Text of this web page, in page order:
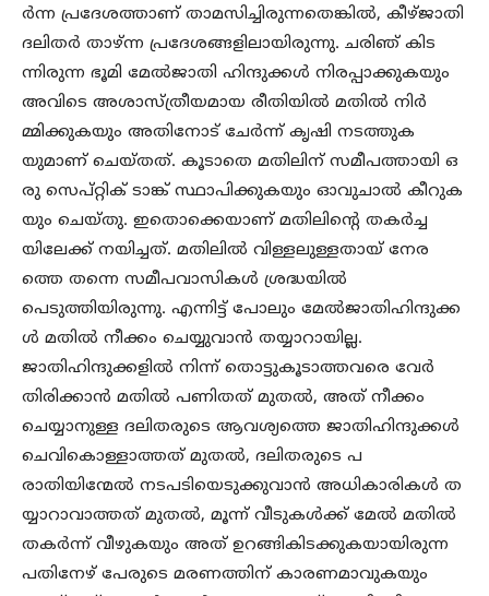
ർന്ന പ്രദേശത്താണ് താമസിച്ചിരുന്നതെങ്കിൽ, കീഴ്ജാതി
ദലിതർ താഴ്ന്ന പ്രദേശങ്ങളിലായിരുന്നു. ചരിഞ് കിട
ന്നിരുന്ന ഭൂമി മേൽജാതി ഹിന്ദുക്കൾ നിരപ്പാക്കുകയും
അവിടെ അശാസ്ത്രീയമായ രീതിയിൽ മതിൽ നിർ
മ്മിക്കുകയും അതിനോട് ചേർന്ന് കൃഷി നടത്തുക
യുമാണ് ചെയ്തത്. കൂടാതെ മതിലിന് സമീപത്തായി ഒ
രു സെപ്റ്റിക് ടാങ്ക് സ്ഥാപിക്കുകയും ഓവുചാൽ കീറുക
യും ചെയ്തു. ഇതൊക്കെയാണ് മതിലിന്റെ തകർച്ച
യിലേക്ക് നയിച്ചത്. മതിലിൽ വിള്ളലുള്ളതായ് നേര
ത്തെ തന്നെ സമീപവാസികൾ ശ്രദ്ധയിൽ
പെടുത്തിയിരുന്നു. എന്നിട്ട് പോലും മേൽജാതിഹിന്ദുക്ക
ൾ മതിൽ നീക്കം ചെയ്യുവാൻ തയ്യാറായില്ല.
ജാതിഹിന്ദുക്കളിൽ നിന്ന് തൊട്ടുകൂടാത്തവരെ വേർ
തിരിക്കാൻ മതിൽ പണിതത് മുതൽ, അത് നീക്കം
ചെയ്യാനുള്ള ദലിതരുടെ ആവശ്യത്തെ ജാതിഹിന്ദുക്കൾ
ചെവികൊള്ളാത്തത് മുതൽ, ദലിതരുടെ പ
രാതിയിന്മേൽ നടപടിയെടുക്കുവാൻ അധികാരികൾ ത
യ്യാറാവാത്തത് മുതൽ, മൂന്ന് വീടുകൾക്ക് മേൽ മതിൽ
തകർന്ന് വീഴുകയും അത് ഉറങ്ങികിടക്കുകയായിരുന്ന
പതിനേഴ് പേരുടെ മരണത്തിന് കാരണമാവുകയും